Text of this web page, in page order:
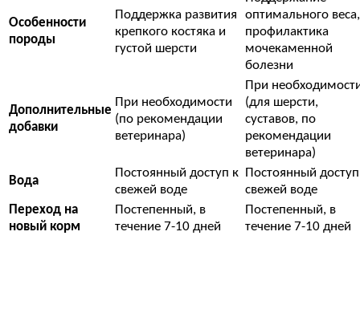
Особенности
породы
Поддержка развития
крепкого костяка и
густой шерсти
оптимального веса,
профилактика
мочекаменной
болезни
Дополнительные
добавки
При необходимости
(по рекомендации
ветеринара)
При
(для шерсти,
суставов, по
рекомендации
ветеринара)
Вода
Постоянный доступ к
свежей воде
Постоянный
свежей воде
Переход на
новый корм
Постепенный, в
течение 7-10 дней
Постепенный, в
течение 7-10 дней